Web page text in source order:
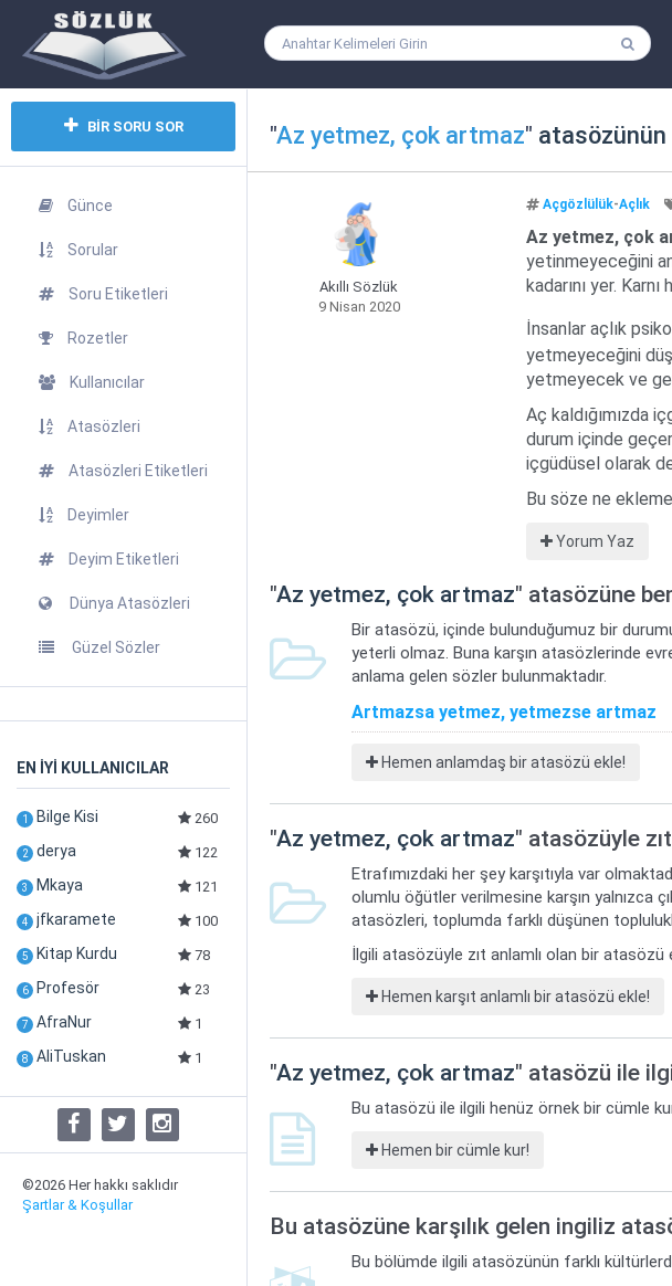
BİR SORU SOR
Günce
Sorular
Soru Etiketleri
Rozetler
Kullanıcılar
Atasözleri
Atasözleri Etiketleri
Deyimler
Deyim Etiketleri
Dünya Atasözleri
Güzel Sözler
EN İYİ KULLANICILAR
1 Bilge Kisi 260
2 derya 122
3 Mkaya 121
4 jfkaramete 100
5 Kitap Kurdu 78
6 Profesör 23
7 AfraNur 1
8 AliTuskan 1
©2026 Her hakkı saklıdır
Şartlar & Koşullar
"Az yetmez, çok artmaz" atasözünün
Akıllı Sözlük
9 Nisan 2020
Açgözlülük-Açlık
Az yetmez, çok
yetinmeyeceğini
kadarını yer.
İnsanlar açlık
yetmeyeceğini
yetmeyecek ve
Aç kaldığımızda
durum içinde
içgüdüsel olarak
Bu söze ne
Yorum Yaz
"Az yetmez, çok artmaz" atasözüne
Bir atasözü, içinde bulunduğumuz bir
yeterli olmaz. Buna karşın atasözlerinde
anlama gelen sözler bulunmaktadır.
Artmazsa yetmez, yetmezse artmaz
Hemen anlamdaş bir atasözü ekle!
"Az yetmez, çok artmaz" atasözüyle
Etrafımızdaki her şey karşıtıyla var
olumlu öğütler verilmesine karşın yalnızca
atasözleri, toplumda farklı düşünen
İlgili atasözüyle zıt anlamlı olan bir atasözü
Hemen karşıt anlamlı bir atasözü ekle!
"Az yetmez, çok artmaz" atasözü ile
Bu atasözü ile ilgili henüz örnek bir cümle
Hemen bir cümle kur!
Bu atasözüne karşılık gelen ingiliz
Bu bölümde ilgili atasözünün farklı